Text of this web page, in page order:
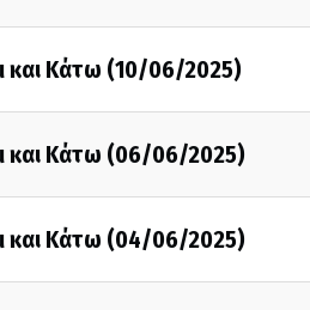
και Κάτω (10/06/2025)
και Κάτω (06/06/2025)
και Κάτω (04/06/2025)